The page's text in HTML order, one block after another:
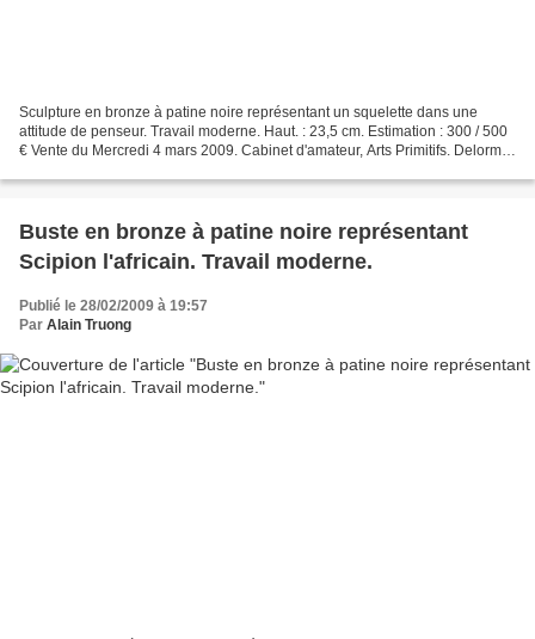
Sculpture en bronze à patine noire représentant un squelette dans une
attitude de penseur. Travail moderne. Haut. : 23,5 cm. Estimation : 300 / 500
€ Vente du Mercredi 4 mars 2009. Cabinet d'amateur, Arts Primitifs. Delorme
Buste en bronze à patine noire représentant
Scipion l'africain. Travail moderne.
Publié le 28/02/2009 à 19:57
Par Alain Truong